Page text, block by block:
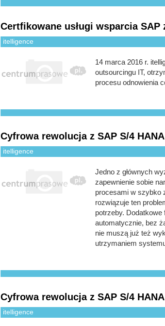
Certfikowane usługi wsparcia
itelligence
14 marca 2016 r.
outsourcingu IT,
procesu odnowienia
Cyfrowa rewolucja z SAP S/4
itelligence
Jedno z głównych
zapewnienie sobie
procesami w szybko
rozwiązuje ten
potrzeby.
automatycznie, bez
nie muszą już też
utrzymaniem
Cyfrowa rewolucja z SAP S/4
itelligence